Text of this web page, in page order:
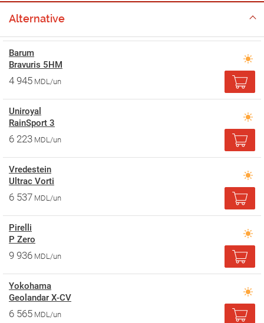
Alternative
Barum
Bravuris 5HM
4 945 MDL/un
Uniroyal
RainSport 3
6 223 MDL/un
Vredestein
Ultrac Vorti
6 537 MDL/un
Pirelli
P Zero
9 936 MDL/un
Yokohama
Geolandar X-CV
6 565 MDL/un